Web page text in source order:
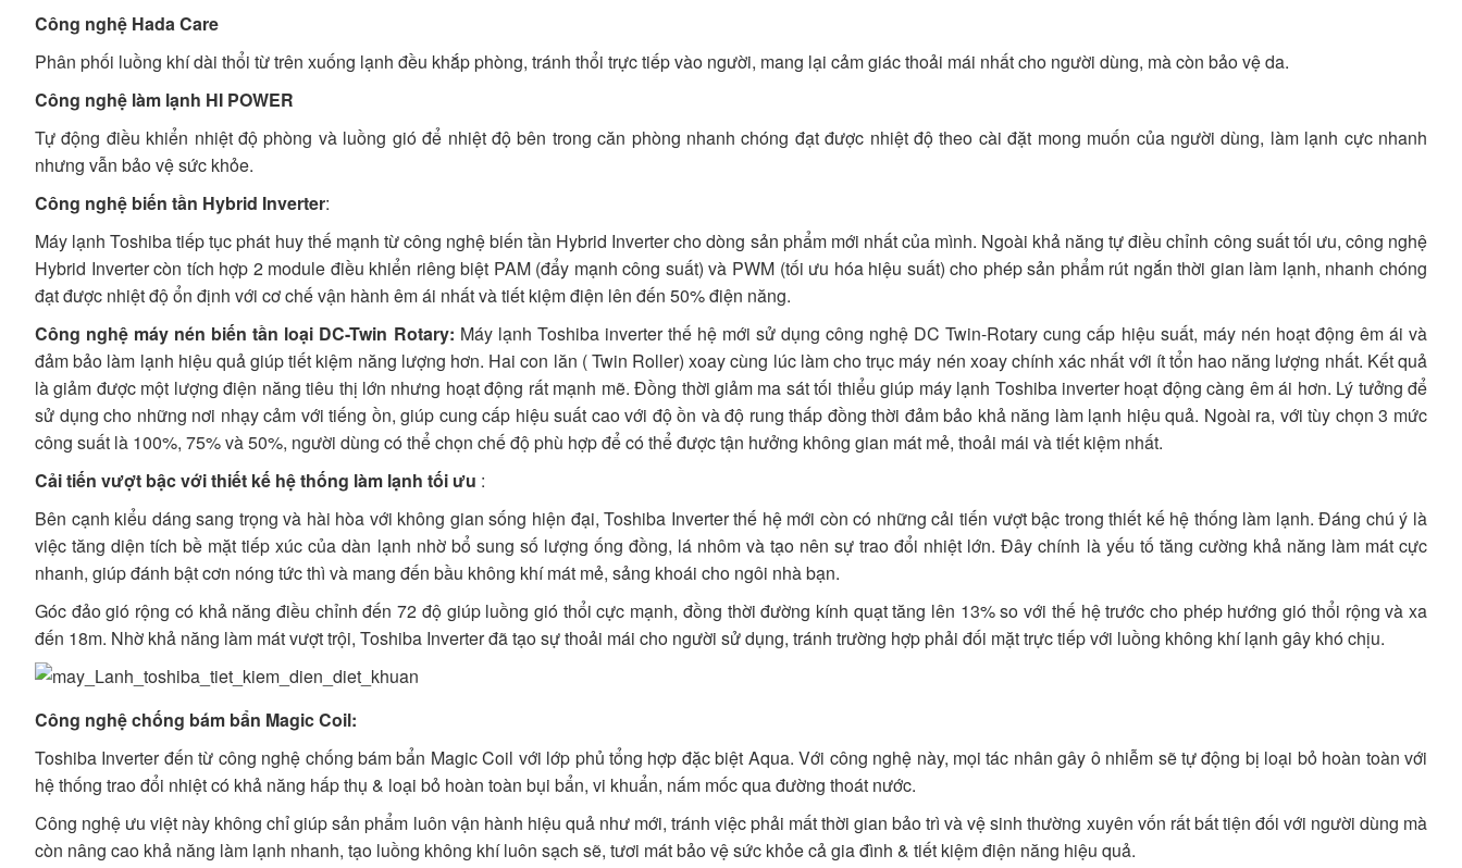
Công nghệ Hada Care
Phân phối luồng khí dài thổi từ trên xuống lạnh đều khắp phòng, tránh thổi trực tiếp vào người, mang lại cảm giác thoải mái nhất cho người dùng, mà còn bảo vệ da.
Công nghệ làm lạnh HI POWER
Tự động điều khiển nhiệt độ phòng và luồng gió để nhiệt độ bên trong căn phòng nhanh chóng đạt được nhiệt độ theo cài đặt mong muốn của người dùng, làm lạnh cực nhanh
nhưng vẫn bảo vệ sức khỏe.
Công nghệ biến tần Hybrid Inverter:
Máy lạnh Toshiba tiếp tục phát huy thế mạnh từ công nghệ biến tần Hybrid Inverter cho dòng sản phẩm mới nhất của mình. Ngoài khả năng tự điều chỉnh công suất tối ưu, công nghệ
Hybrid Inverter còn tích hợp 2 module điều khiển riêng biệt PAM (đẩy mạnh công suất) và PWM (tối ưu hóa hiệu suất) cho phép sản phẩm rút ngắn thời gian làm lạnh, nhanh chóng
đạt được nhiệt độ ổn định với cơ chế vận hành êm ái nhất và tiết kiệm điện lên đến 50% điện năng.
Công nghệ máy nén biến tần loại DC-Twin Rotary: Máy lạnh Toshiba inverter thế hệ mới sử dụng công nghệ DC Twin-Rotary cung cấp hiệu suất, máy nén hoạt động êm ái và
đảm bảo làm lạnh hiệu quả giúp tiết kiệm năng lượng hơn. Hai con lăn ( Twin Roller) xoay cùng lúc làm cho trục máy nén xoay chính xác nhất với ít tổn hao năng lượng nhất. Kết quả
là giảm được một lượng điện năng tiêu thị lớn nhưng hoạt động rất mạnh mẽ. Đồng thời giảm ma sát tối thiểu giúp máy lạnh Toshiba inverter hoạt động càng êm ái hơn. Lý tưởng để
sử dụng cho những nơi nhạy cảm với tiếng ồn, giúp cung cấp hiệu suất cao với độ ồn và độ rung thấp đồng thời đảm bảo khả năng làm lạnh hiệu quả. Ngoài ra, với tùy chọn 3 mức
công suất là 100%, 75% và 50%, người dùng có thể chọn chế độ phù hợp để có thể được tận hưởng không gian mát mẻ, thoải mái và tiết kiệm nhất.
Cải tiến vượt bậc với thiết kế hệ thống làm lạnh tối ưu :
Bên cạnh kiểu dáng sang trọng và hài hòa với không gian sống hiện đại, Toshiba Inverter thế hệ mới còn có những cải tiến vượt bậc trong thiết kế hệ thống làm lạnh. Đáng chú ý là
việc tăng diện tích bề mặt tiếp xúc của dàn lạnh nhờ bổ sung số lượng ống đồng, lá nhôm và tạo nên sự trao đổi nhiệt lớn. Đây chính là yếu tố tăng cường khả năng làm mát cực
nhanh, giúp đánh bật cơn nóng tức thì và mang đến bầu không khí mát mẻ, sảng khoái cho ngôi nhà bạn.
Góc đảo gió rộng có khả năng điều chỉnh đến 72 độ giúp luồng gió thổi cực mạnh, đồng thời đường kính quạt tăng lên 13% so với thế hệ trước cho phép hướng gió thổi rộng và xa
đến 18m. Nhờ khả năng làm mát vượt trội, Toshiba Inverter đã tạo sự thoải mái cho người sử dụng, tránh trường hợp phải đối mặt trực tiếp với luồng không khí lạnh gây khó chịu.
Công nghệ chống bám bẩn Magic Coil:
Toshiba Inverter đến từ công nghệ chống bám bẩn Magic Coil với lớp phủ tổng hợp đặc biệt Aqua. Với công nghệ này, mọi tác nhân gây ô nhiễm sẽ tự động bị loại bỏ hoàn toàn với
hệ thống trao đổi nhiệt có khả năng hấp thụ & loại bỏ hoàn toàn bụi bẩn, vi khuẩn, nấm mốc qua đường thoát nước.
Công nghệ ưu việt này không chỉ giúp sản phẩm luôn vận hành hiệu quả như mới, tránh việc phải mất thời gian bảo trì và vệ sinh thường xuyên vốn rất bất tiện đối với người dùng mà
còn nâng cao khả năng làm lạnh nhanh, tạo luồng không khí luôn sạch sẽ, tươi mát bảo vệ sức khỏe cả gia đình & tiết kiệm điện năng hiệu quả.